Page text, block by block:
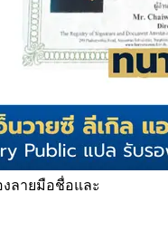
ลายมือชื่อและ